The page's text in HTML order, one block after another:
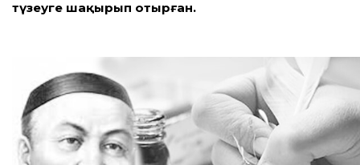
түзеуге шақырып отырған.